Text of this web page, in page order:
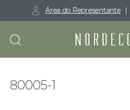
Área do Representante |
80005-1